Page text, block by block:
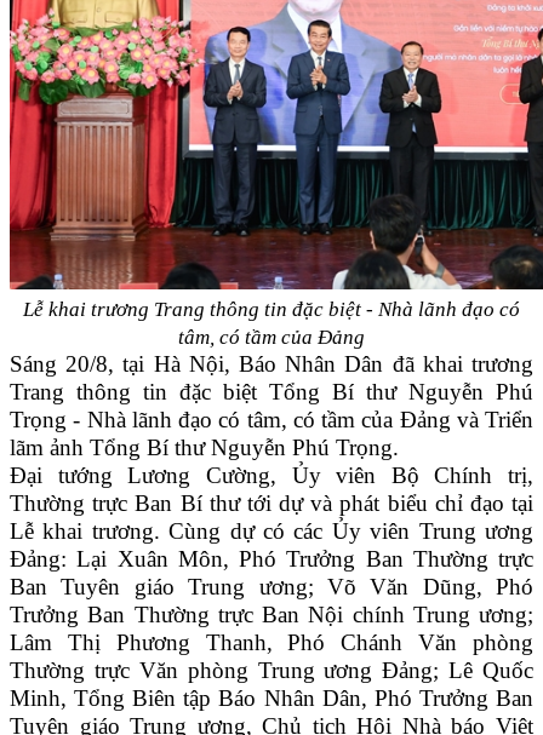
Lễ khai trương Trang thông tin đặc biệt - Nhà lãnh đạo có
tâm, có tầm của Đảng
Sáng 20/8, tại Hà Nội, Báo Nhân Dân đã khai trương
Trang thông tin đặc biệt Tổng Bí thư Nguyễn Phú
Trọng - Nhà lãnh đạo có tâm, có tầm của Đảng và Triển
lãm ảnh Tổng Bí thư Nguyễn Phú Trọng.
Đại tướng Lương Cường, Ủy viên Bộ Chính trị,
Thường trực Ban Bí thư tới dự và phát biểu chỉ đạo tại
Lễ khai trương.Cùng dự có các Ủy viên Trung ương
Đảng: Lại Xuân Môn, Phó Trưởng Ban Thường trực
Ban Tuyên giáo Trung ương; Võ Văn Dũng, Phó
Trưởng Ban Thường trực Ban Nội chính Trung ương;
Lâm Thị Phương Thanh, Phó Chánh Văn phòng
Thường trực Văn phòng Trung ương Đảng; Lê Quốc
Minh, Tổng Biên tập Báo Nhân Dân, Phó Trưởng Ban
Tuyên giáo Trung ương, Chủ tịch Hội Nhà báo Việt